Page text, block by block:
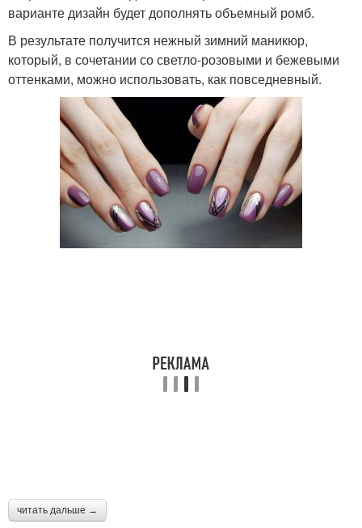
варианте дизайн будет дополнять объемный ромб.
В результате получится нежный зимний маникюр,
который, в сочетании со светло-розовыми и бежевыми
оттенками, можно использовать, как повседневный.
читать дальше →